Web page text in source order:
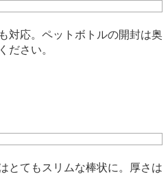
対応。ペットボトルの開封は奥
ださい。
とてもスリムな棒状に。厚さは